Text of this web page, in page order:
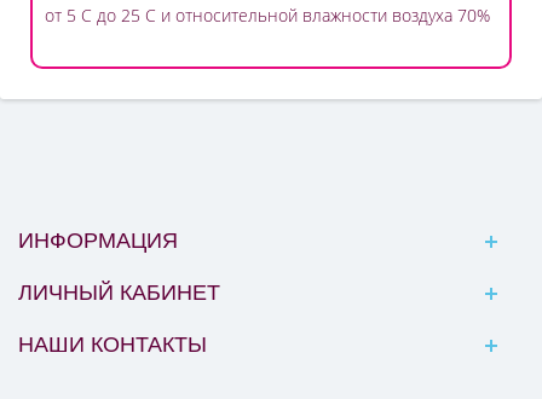
от 5 С до 25 С и относительной влажности воздуха 70%
ИНФОРМАЦИЯ
ЛИЧНЫЙ КАБИНЕТ
НАШИ КОНТАКТЫ